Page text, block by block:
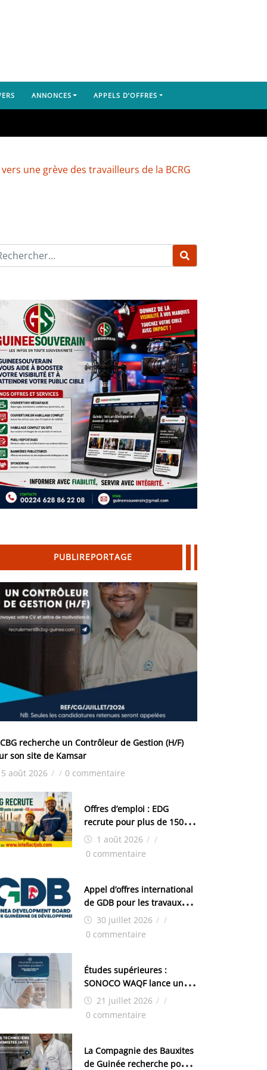
ANNONCES APPELS D’OFFRES
grève des travailleurs de la BCRG Dubréka : un
PUBLIREPORTAGE
recherche un Contrôleur de Gestion (H/F)
son site de Kamsar
5 août 2026 / / 0 commentaire
Offres d’emploi : EDG
recrute pour plus de 150
postes1 août 2026 / /
0 commentaire
Appel d’offres international
de GDB pour les travaux
d’aménagement de la zone
industrielle de FANDJE
30 juillet 2026 / /
0 commentaire
Études supérieures :
SONOCO WAQF lance un
programme de bourses
pour la Malaisie
21 juillet 2026 / /
0 commentaire
La Compagnie des Bauxites
de Guinée recherche pour